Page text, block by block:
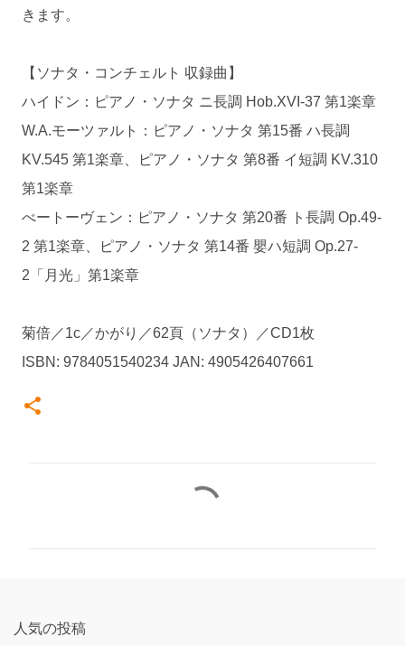
きます。
【ソナタ・コンチェルト 収録曲】
ハイドン：ピアノ・ソナタ ニ長調 Hob.XVI-37 第1楽章
W.A.モーツァルト：ピアノ・ソナタ 第15番 ハ長調
KV.545 第1楽章、ピアノ・ソナタ 第8番 イ短調 KV.310
第1楽章
べートーヴェン：ピアノ・ソナタ 第20番 ト長調 Op.49-
2 第1楽章、ピアノ・ソナタ 第14番 嬰ハ短調 Op.27-
2「月光」第1楽章
菊倍／1c／かがり／62頁（ソナタ）／CD1枚
ISBN: 9784051540234 JAN: 4905426407661
人気の投稿